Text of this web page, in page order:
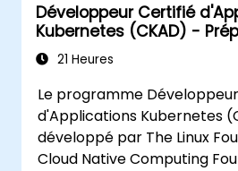
Développeur Certifié
Kubernetes (CKAD) -
l'examen
21 Heures
Le programme
d'Applications Kubernetes
développé par The Linux
Cloud Native Computing